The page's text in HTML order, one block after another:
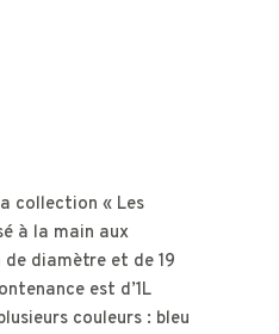
collection « Les
à la main aux
de diamètre et de 19
est d’1L
couleurs : bleu